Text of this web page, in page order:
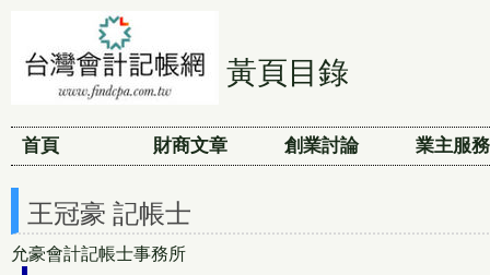
黃頁目錄
首頁 財商文章 創業討論 業主服務
王冠豪 記帳士
允豪會計記帳士事務所